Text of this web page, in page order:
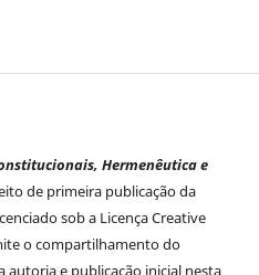
Hermenêutica e
de primeira publicação da
sob a Licença Creative
o compartilhamento do
e publicação inicial nesta